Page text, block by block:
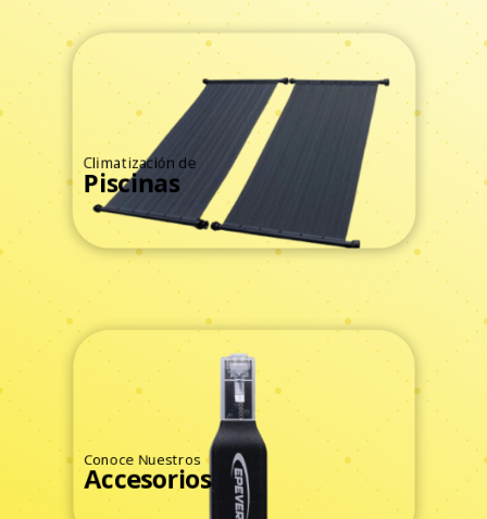
Climatización de
Piscinas
Ver Todos
Conoce Nuestros
Accesorios